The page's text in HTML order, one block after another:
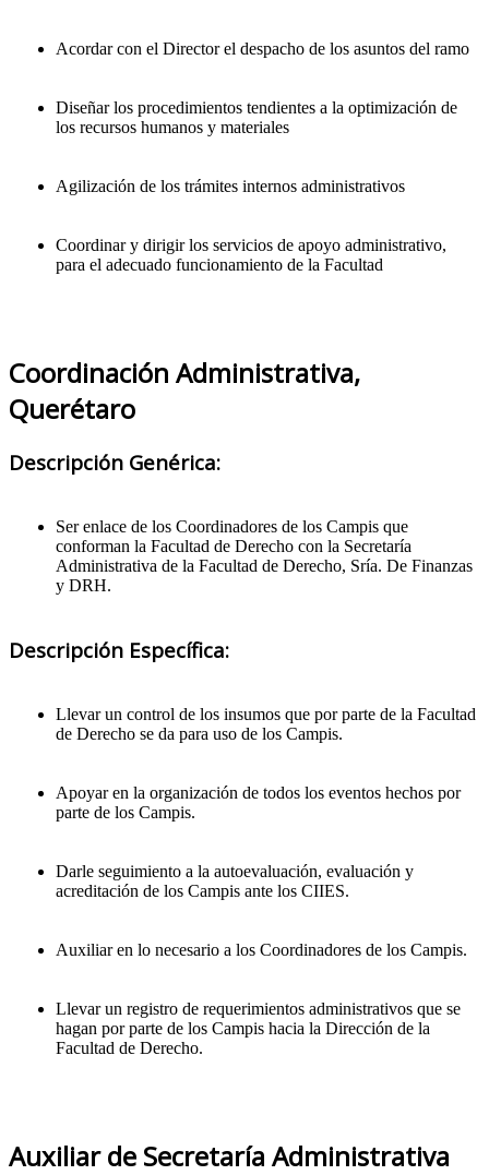
Acordar con el Director el despacho de los asuntos del ramo
Diseñar los procedimientos tendientes a la optimización de
los recursos humanos y materiales
Agilización de los trámites internos administrativos
Coordinar y dirigir los servicios de apoyo administrativo,
para el adecuado funcionamiento de la Facultad
Coordinación Administrativa,
Querétaro
Descripción Genérica:
Ser enlace de los Coordinadores de los Campis que
conforman la Facultad de Derecho con la Secretaría
Administrativa de la Facultad de Derecho, Sría. De Finanzas
y DRH.
Descripción Específica:
Llevar un control de los insumos que por parte de la Facultad
de Derecho se da para uso de los Campis.
Apoyar en la organización de todos los eventos hechos por
parte de los Campis.
Darle seguimiento a la autoevaluación, evaluación y
acreditación de los Campis ante los CIIES.
Auxiliar en lo necesario a los Coordinadores de los Campis.
Llevar un registro de requerimientos administrativos que se
hagan por parte de los Campis hacia la Dirección de la
Facultad de Derecho.
Auxiliar de Secretaría Administrativa